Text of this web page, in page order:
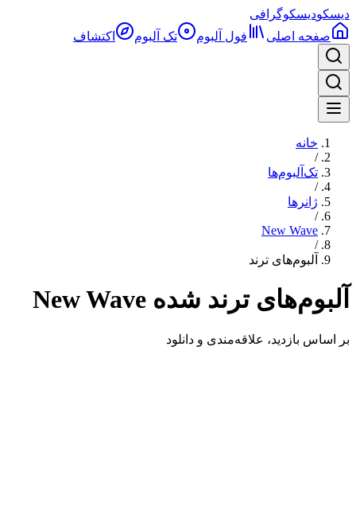
دیسکودیسکوگرافی
صفحه اصلی
فول آلبوم‌ تک آلبوم اکتشاف
خانه
/
تک‌آلبوم‌ها
/
ژانرها
/
New Wave
/
آلبوم‌های ترند
آلبوم‌های ترند شده New Wave
بر اساس بازدید، علاقه‌مندی و دانلود